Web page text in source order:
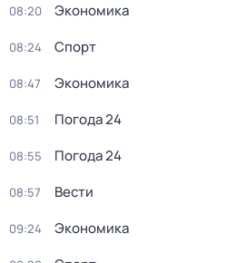
08:20 Экономика
08:24 Спорт
08:47 Экономика
08:51 Погода 24
08:55 Погода 24
08:57 Вести
09:24 Экономика